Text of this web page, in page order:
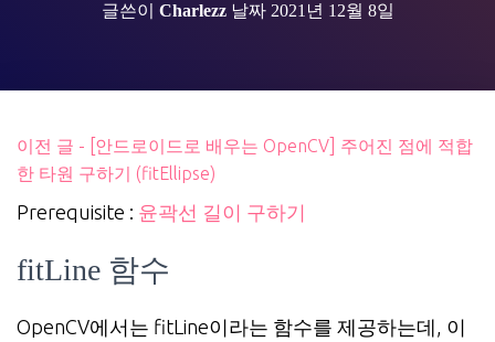
글쓴이 Charlezz날짜 2021년 12월 8일
이전 글 - [안드로이드로 배우는 OpenCV] 주어진 점에 적합
한 타원 구하기 (fitEllipse)
Prerequisite : 윤곽선 길이 구하기
fitLine 함수
OpenCV에서는 fitLine이라는 함수를 제공하는데, 이